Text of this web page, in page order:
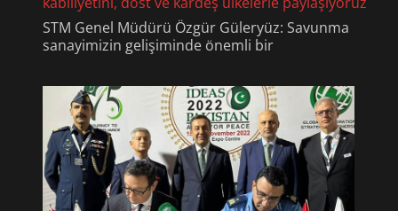
STM Genel Müdürü Özgür Güleryüz: Savunma
sanayimizin gelişiminde önemli bir